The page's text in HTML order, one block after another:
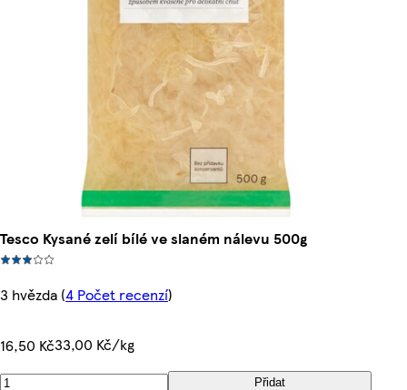
Tesco Kysané zelí bílé ve slaném nálevu 500g
3 hvězda (4 Počet recenzí)
16,50 Kč33,00 Kč/kg
Přidat